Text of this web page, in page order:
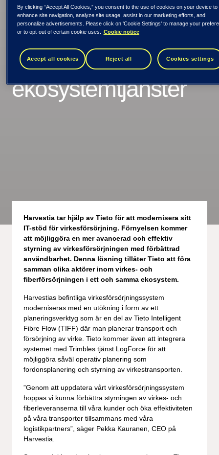
med
ekosystemtjänster
Harvestia tar hjälp av Tieto för att modernisera sitt
IT-stöd för virkesförsörjning. Förnyelsen kommer
att möjliggöra en mer avancerad och effektiv
styrning av virkesförsörjningen med förbättrad
användbarhet. Denna lösning tillåter Tieto att föra
samman olika aktörer inom virkes- och
fiberförsörjningen i ett och samma ekosystem.
Harvestias befintliga virkesförsörjningssystem
moderniseras med en utökning i form av ett
planeringsverktyg som är en del av Tieto Intelligent
Fibre Flow (TIFF) där man planerar transport och
försörjning av virke. Tieto kommer även att integrera
systemet med Trimbles tjänst LogForce för att
möjliggöra såväl operativ planering som
fordonsplanering och styrning av virkestransporten.
”Genom att uppdatera vårt virkesförsörjningssystem
hoppas vi kunna förbättra styrningen av virkes- och
fiberleveranserna till våra kunder och öka effektiviteten
på våra transporter tillsammans med våra
logistikpartners”, säger Pekka Kauranen, CEO på
Harvestia.
By clicking “Accept All Cookies,” you consent to the use of cookies on your device to
enhance site navigation, analyze site usage, assist in our marketing efforts, and
personalize advertisements. Please click on 'Cookie Settings' to manage your
or to opt-out of certain cookie uses. Cookie notice
Accept all cookies Reject all Cookies settings